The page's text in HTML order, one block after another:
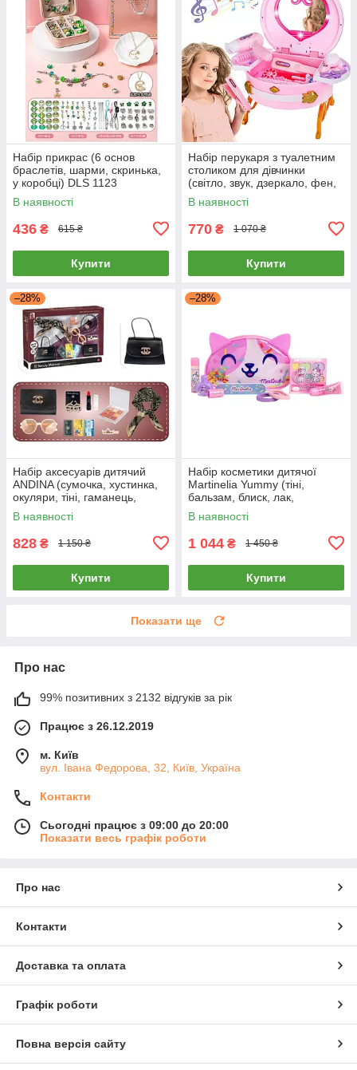
Набір прикрас (6 основ
браслетів, шарми, скринька,
у коробці) DLS 1123
В наявності
436 ₴ 615 ₴
Купити
Набір перукаря з туалетним
столиком для дівчинки
(світло, звук, дзеркало, фен,
аксесуари) 0807-36
В наявності
770 ₴ 1 070 ₴
Купити
–28%
Набір аксесуарів дитячий
ANDINA (сумочка, хустинка,
окуляри, тіні, гаманець,
обруч, помада, сережки,
заколка) G560279-S2
В наявності
828 ₴ 1 150 ₴
Купити
–28%
Набір косметики дитячої
Martinelia Yummy (тіні,
бальзам, блиск, лак,
аксесуари) 12050
В наявності
1 044 ₴ 1 450 ₴
Купити
Показати ще
Про нас
99% позитивних з 2132 відгуків за рік
Працює з 26.12.2019
м. Київ
вул. Івана Федорова, 32, Київ, Україна
Контакти
Сьогодні працює з 09:00 до 20:00
Показати весь графік роботи
Про нас
Контакти
Доставка та оплата
Графік роботи
Повна версія сайту